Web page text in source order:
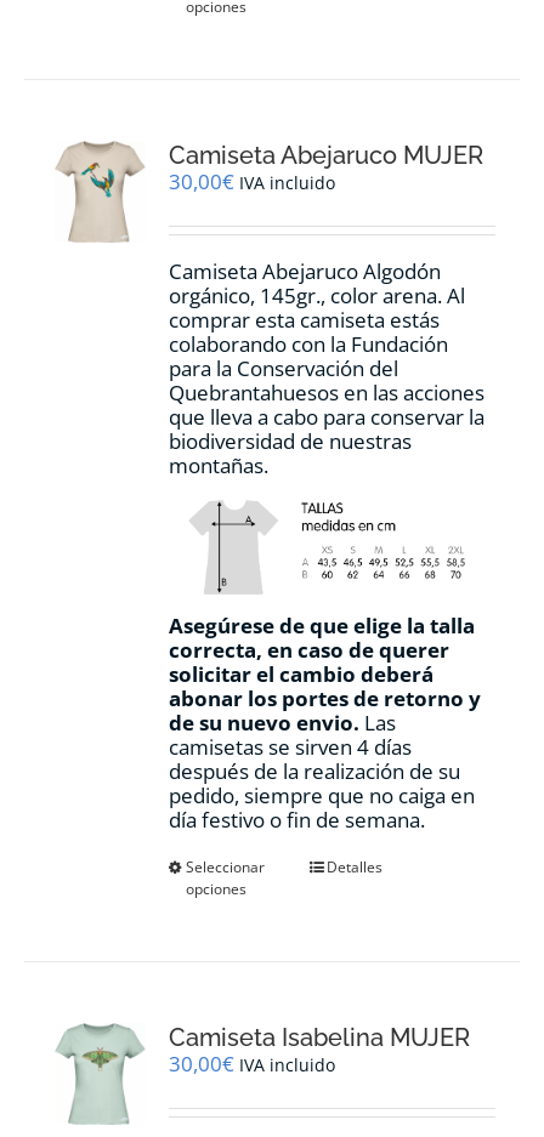
opciones
se
pueden
en
página
de
producto
Camiseta Abejaruco MUJER
30,00€ IVA incluido
Camiseta Abejaruco Algodón
orgánico, 145gr., color arena. Al
comprar esta camiseta estás
colaborando con la Fundación
para la Conservación del
Quebrantahuesos en las acciones
que lleva a cabo para conservar la
biodiversidad de nuestras
montañas.
Asegúrese de que elige la talla
correcta, en caso de querer
solicitar el cambio deberá
abonar los portes de retorno y
de su nuevo envio. Las
camisetas se sirven 4 días
después de la realización de su
pedido, siempre que no caiga en
día festivo o fin de semana.
Seleccionar
opciones
Este
se
pueden
en
Detalles
Camiseta Isabelina MUJER
30,00€ IVA incluido